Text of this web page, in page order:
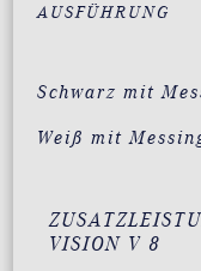
AUSFÜHRUNG
Schwarz mit
Weiß mit
VISION V 8